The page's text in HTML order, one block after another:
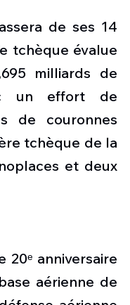
de ses 14
tchèque évalue
milliards de
un effort de
de couronnes
tchèque de la
et deux
anniversaire
aérienne de